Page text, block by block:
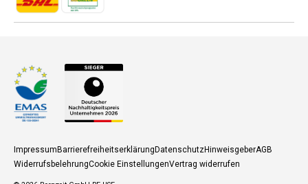
Zahlungsmethoden
ImpressumBarrierefreiheitserklärungDatenschutzHinweisgeberAGB
WiderrufsbelehrungCookie EinstellungenVertrag widerrufen